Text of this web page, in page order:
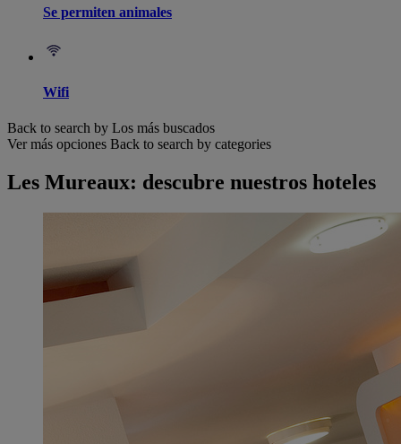
Se permiten animales
Wifi
Back to search by Los más buscados
Ver más opciones Back to search by categories
Les Mureaux: descubre nuestros hoteles